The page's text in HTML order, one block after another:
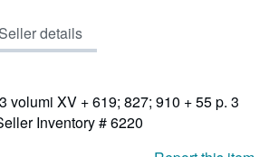
Seller details
volumi XV + 619; 827; 910 + 55 p. 3
Inventory # 6220